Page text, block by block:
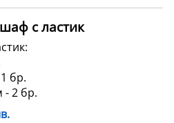
с ластик
бр.
- 2 бр.